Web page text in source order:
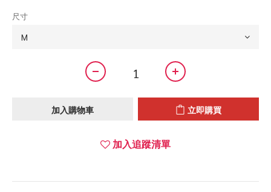
尺寸
加入購物車 立即購買
加入追蹤清單